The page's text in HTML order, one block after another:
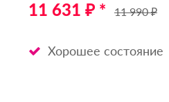
11 631 ₽ * 11 990 ₽
Хорошее состояние